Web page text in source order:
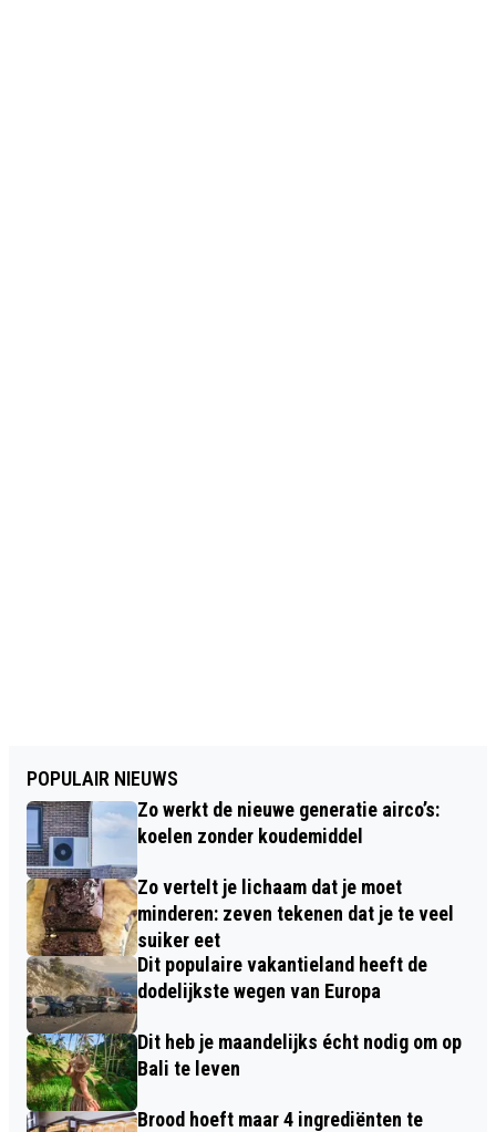
POPULAIR NIEUWS
Zo werkt de nieuwe generatie airco’s:
koelen zonder koudemiddel
Zo vertelt je lichaam dat je moet
minderen: zeven tekenen dat je te veel
suiker eet
Dit populaire vakantieland heeft de
dodelijkste wegen van Europa
Dit heb je maandelijks écht nodig om op
Bali te leven
Brood hoeft maar 4 ingrediënten te